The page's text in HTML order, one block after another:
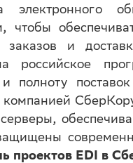
чтобы
заказов и
российское
и полноту
компанией
проектов EDI в